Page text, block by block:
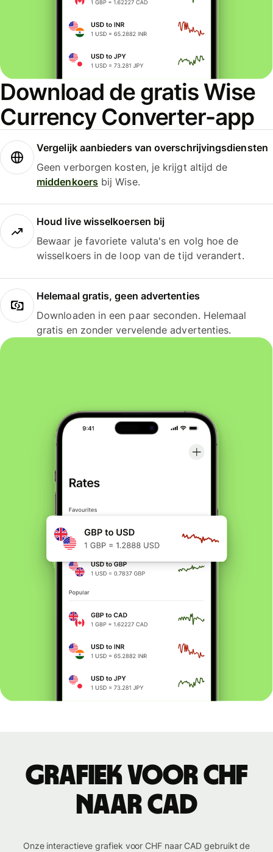
Download de gratis Wise
Currency Converter-app
Vergelijk aanbieders van overschrijvingsdiensten
Geen verborgen kosten, je krijgt altijd de
middenkoersbij Wise.
Houd live wisselkoersen bij
Bewaar je favoriete valuta's en volg hoe de
wisselkoers in de loop van de tijd verandert.
Helemaal gratis, geen advertenties
Downloaden in een paar seconden. Helemaal
gratis en zonder vervelende advertenties.
Grafiek voor CHF
naar CAD
Onze interactieve grafiek voor CHF naar CAD gebruikt de